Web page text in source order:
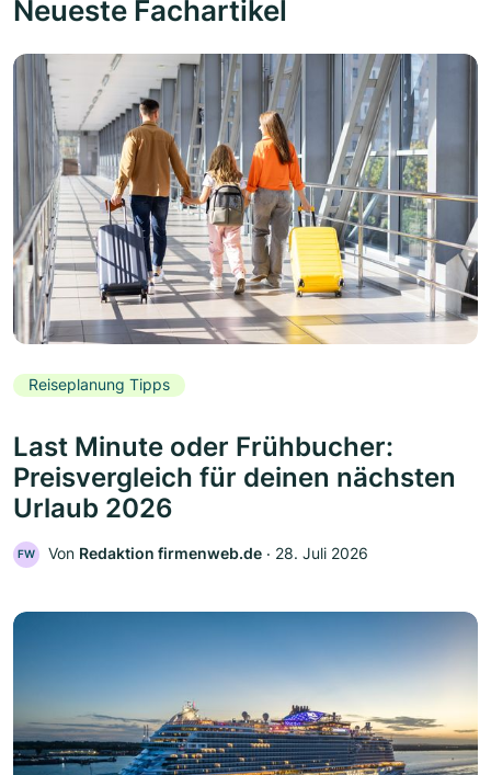
Neueste Fachartikel
Reiseplanung Tipps
Last Minute oder Frühbucher:
Preisvergleich für deinen nächsten
Urlaub 2026
FW Von Redaktion firmenweb.de ‧ 28. Juli 2026